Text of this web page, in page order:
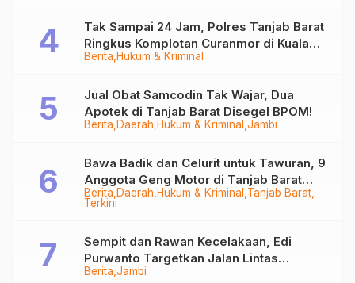
Berita Hukum & Kriminal
Tak Sampai 24 Jam, Polres Tanjab Barat
Ringkus Komplotan Curanmor di Kuala
Tungkal
Berita Daerah Hukum & Kriminal Jambi
Jual Obat Samcodin Tak Wajar, Dua
Apotek di Tanjab Barat Disegel BPOM!
Berita Daerah Hukum & Kriminal Tanjab Barat
Terkini
Bawa Badik dan Celurit untuk Tawuran, 9
Anggota Geng Motor di Tanjab Barat
Diringkus
Berita Jambi
Sempit dan Rawan Kecelakaan, Edi
Purwanto Targetkan Jalan Lintas
Tungkal-Jambi Mulus di 2028